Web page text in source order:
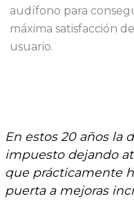
audífono para
máxima satisfacción
usuario.
En estos 20 años la
impuesto dejando
que prácticamente
puerta a mejoras